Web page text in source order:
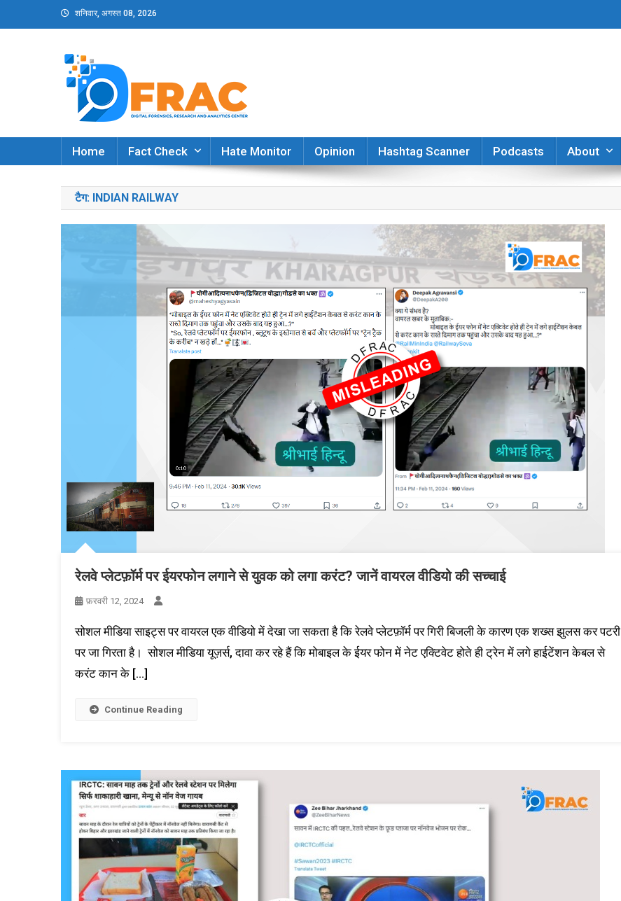
to
शनिवार, अगस्त 08, 2026
DFRAC_ORG
Digital Forensics, Research and Analytics Center
Home
Fact Check Hate Monitor Opinion Hashtag Scanner Podcasts About
टैग: INDIAN RAILWAY
रेलवे प्लेटफ़ॉर्म पर ईयरफोन लगाने से युवक को लगा करंट? जानें वायरल वीडियो की सच्चाई
फ़रवरी 12, 2024
सोशल मीडिया साइट्स पर वायरल एक वीडियो में देखा जा सकता है कि रेलवे प्लेटफ़ॉर्म पर गिरी बिजली के कारण एक शख्स झुलस कर पटरी
पर जा गिरता है। सोशल मीडिया यूज़र्स, दावा कर रहे हैं कि मोबाइल के ईयर फोन में नेट एक्टिवेट होते ही ट्रेन में लगे हाईटेंशन केबल से
करंट कान के […]
Continue Reading